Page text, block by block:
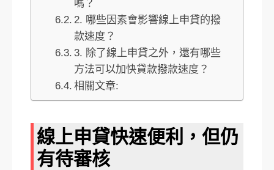
嗎？
2. 哪些因素會影響線上申貸的撥
款速度？
3. 除了線上申貸之外，還有哪些
方法可以加快貸款撥款速度？
相關文章:
線上申貸快速便利，但仍
有待審核